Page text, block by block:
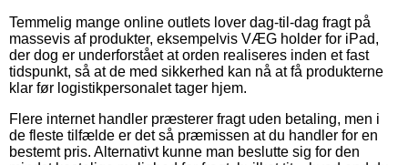
Temmelig mange online outlets lover dag-til-dag fragt på
massevis af produkter, eksempelvis VÆG holder for iPad,
der dog er underforstået at orden realiseres inden et fast
tidspunkt, så at de med sikkerhed kan nå at få produkterne
klar før logistikpersonalet tager hjem.
Flere internet handler præsterer fragt uden betaling, men i
de fleste tilfælde er det så præmissen at du handler for en
bestemt pris. Alternativt kunne man beslutte sig for den